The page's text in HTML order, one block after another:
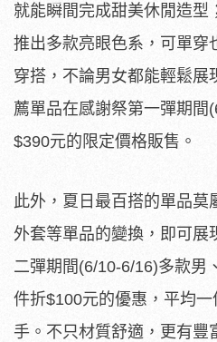
就能瞬間完成甜美休閒造型
推出多款亮眼色系，可單穿
穿搭，不論男女都能輕鬆展
薦單品在感謝祭第一彈期間
$390元的限定價格販售。
此外，夏日最百搭的單品莫
外套等單品的變換，即可展
二彈期間(6/10-6/16)多款男
件折$100元的優惠，平均
手。不只材質舒適，更有豐